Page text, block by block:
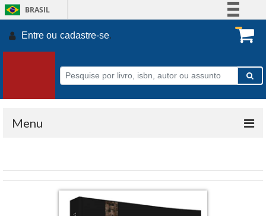
BRASIL
Participe
Acesso à informação
Legislação
Entre ou cadastre-se.
Menu